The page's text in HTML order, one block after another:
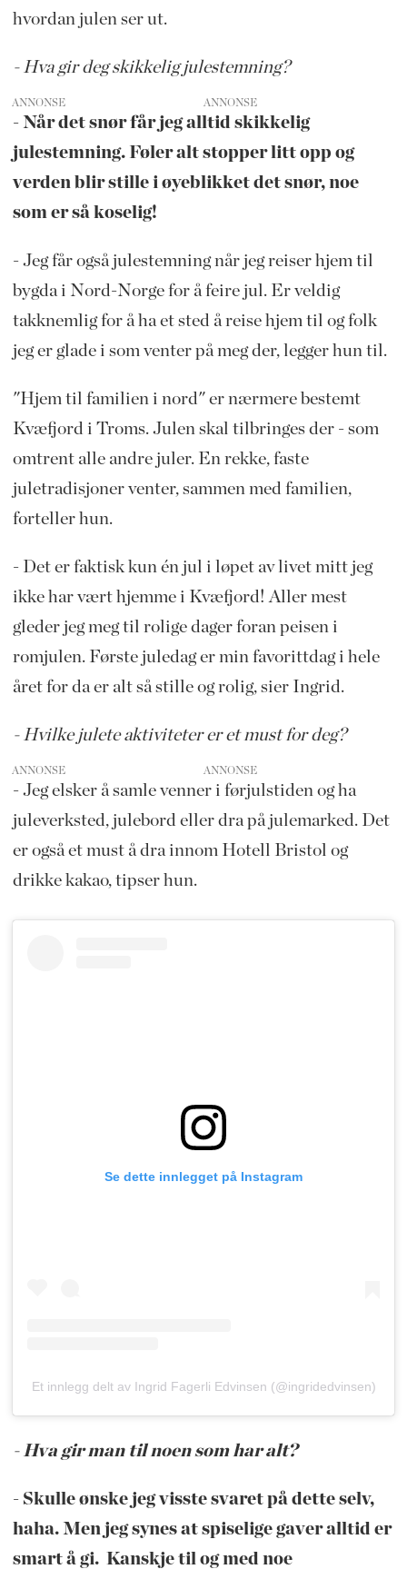
hvordan julen ser ut.
- Hva gir deg skikkelig julestemning?
ANNONSE
- Når det snør får jeg alltid skikkelig
julestemning. Føler alt stopper litt opp og
verden blir stille i øyeblikket det snør, noe
som er så koselig!
- Jeg får også julestemning når jeg reiser hjem til
bygda i Nord-Norge for å feire jul. Er veldig
takknemlig for å ha et sted å reise hjem til og folk
jeg er glade i som venter på meg der, legger hun til.
"Hjem til familien i nord" er nærmere bestemt
Kvæfjord i Troms. Julen skal tilbringes der - som
omtrent alle andre juler. En rekke, faste
juletradisjoner venter, sammen med familien,
forteller hun.
- Det er faktisk kun én jul i løpet av livet mitt jeg
ikke har vært hjemme i Kvæfjord! Aller mest
gleder jeg meg til rolige dager foran peisen i
romjulen. Første juledag er min favorittdag i hele
året for da er alt så stille og rolig, sier Ingrid.
- Hvilke julete aktiviteter er et must for deg?
ANNONSE
- Jeg elsker å samle venner i førjulstiden og ha
juleverksted, julebord eller dra på julemarked. Det
er også et must å dra innom Hotell Bristol og
drikke kakao, tipser hun.
Se dette innlegget på Instagram
Et innlegg delt av Ingrid Fagerli Edvinsen (@ingridedvinsen)
- Hva gir man til noen som har alt?
- Skulle ønske jeg visste svaret på dette selv,
haha. Men jeg synes at spiselige gaver alltid er
smart å gi. Kanskje til og med noe